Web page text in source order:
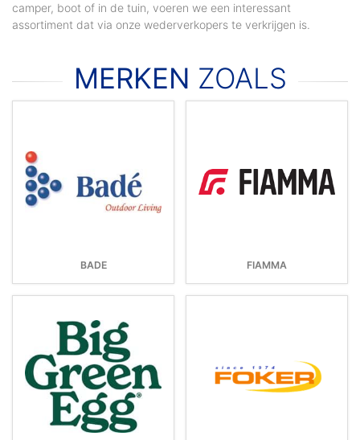
camper, boot of in de tuin, voeren we een interessant
assortiment dat via onze wederverkopers te verkrijgen is.
MERKEN ZOALS
BADE FIAMMA